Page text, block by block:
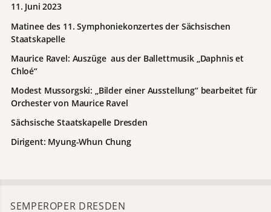
11. Juni 2023
Matinee des 11. Symphoniekonzertes der Sächsischen
Staatskapelle
Maurice Ravel: Auszüge aus der Ballettmusik „Daphnis et
Chloé“
Modest Mussorgski: „Bilder einer Ausstellung“ bearbeitet für
Orchester von Maurice Ravel
Sächsische Staatskapelle Dresden
Dirigent: Myung-Whun Chung
SEMPEROPER DRESDEN